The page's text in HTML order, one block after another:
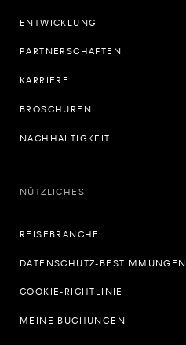
ENTWICKLUNG
PARTNERSCHAFTEN
KARRIERE
BROSCHÜREN
NACHHALTIGKEIT
NÜTZLICHES
REISEBRANCHE
DATENSCHUTZ-BESTIMMUNGEN
COOKIE-RICHTLINIE
MEINE BUCHUNGEN